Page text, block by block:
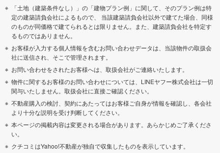
「土地（建築条件なし）」の「建物プラン例」に関して、そのプラン例は特
定の建築請負会社によるもので、 当該建築請負会社以外で建てた場合、同様
のものが同価格で建てられるとは限りません。また、建築請負会社を特定す
るものではありません。
お客様が入力する個人情報を含むお問い合わせデータは、当該物件の取扱会
社に送信され、そこで管理されます。
お問い合わせをされたお客様へは、取扱会社がご連絡いたします。
物件に関するお客様のお問い合わせについては、LINEヤフー株式会社は一切
関与いたしません。取扱会社に直接ご確認ください。
不動産購入の検討、契約にあたってはお客様ご自身が情報を確認し、各会社
より十分な説明を受け判断してください。
本ページの掲載内容は変更される場合があります。あらかじめご了承くださ
い。
クチコミはYahoo!不動産が独自で収集したものを表示しています。